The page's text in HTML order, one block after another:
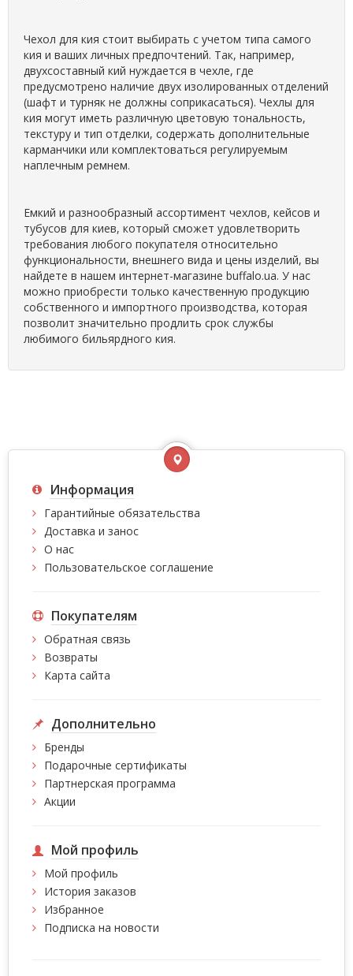
Чехол для кия стоит выбирать с учетом типа самого
кия и ваших личных предпочтений. Так, например,
двухсоставный кий нуждается в чехле, где
предусмотрено наличие двух изолированных отделений
(шафт и турняк не должны соприкасаться). Чехлы для
кия могут иметь различную цветовую тональность,
текстуру и тип отделки, содержать дополнительные
карманчики или комплектоваться регулируемым
наплечным ремнем.
Емкий и разнообразный ассортимент чехлов, кейсов и
тубусов для киев, который сможет удовлетворить
требования любого покупателя относительно
функциональности, внешнего вида и цены изделий, вы
найдете в нашем интернет-магазине buffalo.ua. У нас
можно приобрести только качественную продукцию
собственного и импортного производства, которая
позволит значительно продлить срок службы
любимого бильярдного кия.
Информация
Гарантийные обязательства
Доставка и занос
О нас
Пользовательское соглашение
Покупателям
Обратная связь
Возвраты
Карта сайта
Дополнительно
Бренды
Подарочные сертификаты
Партнерская программа
Акции
Мой профиль
Мой профиль
История заказов
Избранное
Подписка на новости